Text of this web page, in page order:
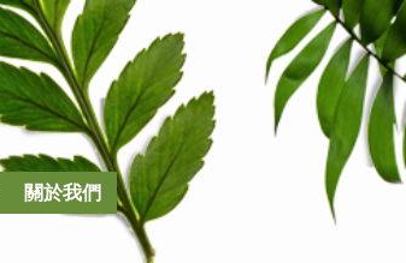
關於我們